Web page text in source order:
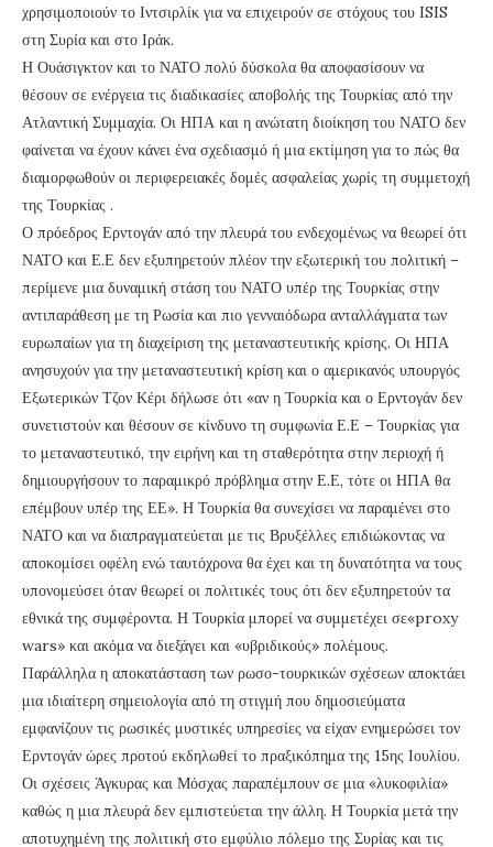
χρησιμοποιούν το Ιντσιρλίκ για να επιχειρούν σε στόχους του ISIS
στη Συρία και στο Ιράκ.
Η Ουάσιγκτον και το ΝΑΤΟ πολύ δύσκολα θα αποφασίσουν να
θέσουν σε ενέργεια τις διαδικασίες αποβολής της Τουρκίας από την
Ατλαντική Συμμαχία. Οι ΗΠΑ και η ανώτατη διοίκηση του ΝΑΤΟ δεν
φαίνεται να έχουν κάνει ένα σχεδιασμό ή μια εκτίμηση για το πώς θα
διαμορφωθούν οι περιφερειακές δομές ασφαλείας χωρίς τη συμμετοχή
της Τουρκίας .
Ο πρόεδρος Ερντογάν από την πλευρά του ενδεχομένως να θεωρεί ότι
ΝΑΤΟ και Ε.Ε δεν εξυπηρετούν πλέον την εξωτερική του πολιτική –
περίμενε μια δυναμική στάση του ΝΑΤΟ υπέρ της Τουρκίας στην
αντιπαράθεση με τη Ρωσία και πιο γενναιόδωρα ανταλλάγματα των
ευρωπαίων για τη διαχείριση της μεταναστευτικής κρίσης. Οι ΗΠΑ
ανησυχούν για την μεταναστευτική κρίση και ο αμερικανός υπουργός
Εξωτερικών Τζον Κέρι δήλωσε ότι «αν η Τουρκία και ο Ερντογάν δεν
συνετιστούν και θέσουν σε κίνδυνο τη συμφωνία Ε.Ε – Τουρκίας για
το μεταναστευτικό, την ειρήνη και τη σταθερότητα στην περιοχή ή
δημιουργήσουν το παραμικρό πρόβλημα στην Ε.Ε, τότε οι ΗΠΑ θα
επέμβουν υπέρ της ΕΕ». Η Τουρκία θα συνεχίσει να παραμένει στο
ΝΑΤΟ και να διαπραγματεύεται με τις Βρυξέλλες επιδιώκοντας να
αποκομίσει οφέλη ενώ ταυτόχρονα θα έχει και τη δυνατότητα να τους
υπονομεύσει όταν θεωρεί οι πολιτικές τους ότι δεν εξυπηρετούν τα
εθνικά της συμφέροντα. Η Τουρκία μπορεί να συμμετέχει σε«proxy
wars» και ακόμα να διεξάγει και «υβριδικούς» πολέμους.
Παράλληλα η αποκατάσταση των ρωσο-τουρκικών σχέσεων αποκτάει
μια ιδιαίτερη σημειολογία από τη στιγμή που δημοσιεύματα
εμφανίζουν τις ρωσικές μυστικές υπηρεσίες να είχαν ενημερώσει τον
Ερντογάν ώρες προτού εκδηλωθεί το πραξικόπημα της 15ης Ιουλίου.
Οι σχέσεις Άγκυρας και Μόσχας παραπέμπουν σε μια «λυκοφιλία»
καθώς η μια πλευρά δεν εμπιστεύεται την άλλη. Η Τουρκία μετά την
αποτυχημένη της πολιτική στο εμφύλιο πόλεμο της Συρίας και τις